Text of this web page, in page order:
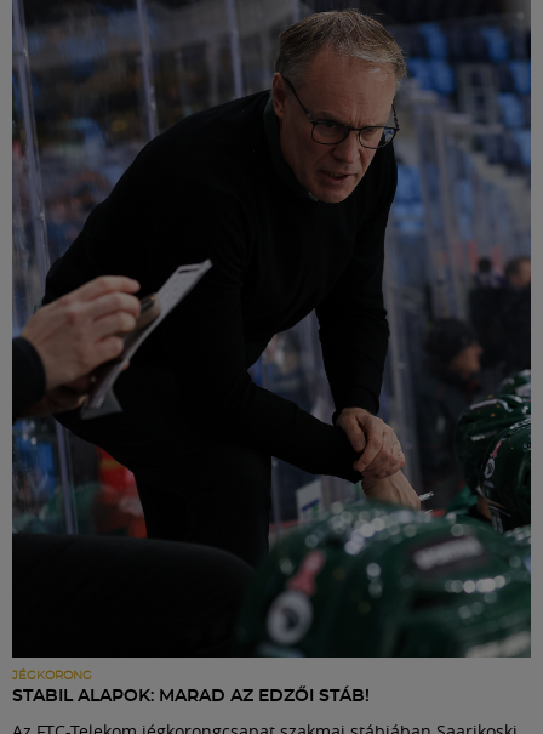
JÉGKORONG
STABIL ALAPOK: MARAD AZ EDZŐI STÁB!